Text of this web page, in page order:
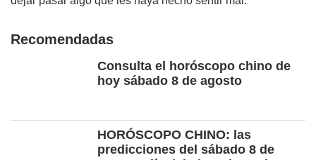
Recomendadas
Consulta el horóscopo chino de
hoy sábado 8 de agosto
HORÓSCOPO CHINO: las
predicciones del sábado 8 de